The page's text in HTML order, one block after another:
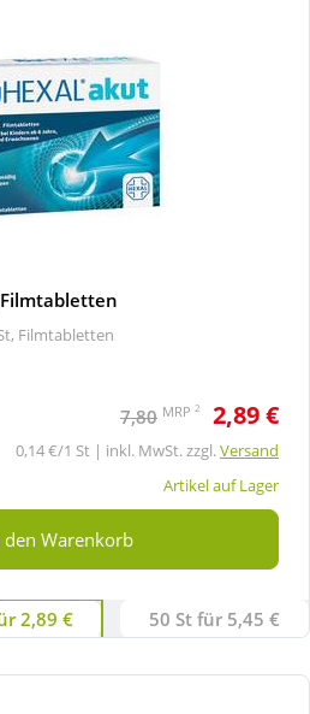
Filmtabletten
7,80 MRP 2 2,89 €
0,14 €/1 St | inkl. MwSt. zzgl.Versand
Artikel auf Lager
den Warenkorb
2,89 € 50 St für 5,45 €